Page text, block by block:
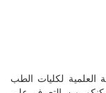
العلمية لكليات الطب